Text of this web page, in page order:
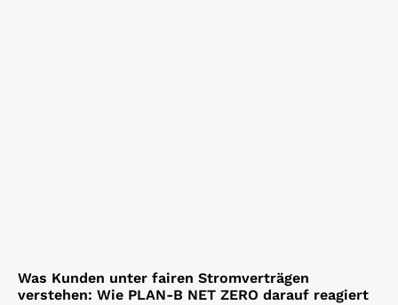
Was Kunden unter fairen Stromverträgen
verstehen: Wie PLAN-B NET ZERO darauf reagiert